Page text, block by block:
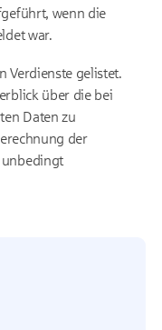
wenn die
war.
Verdienste gelistet.
über die bei
Daten zu
der